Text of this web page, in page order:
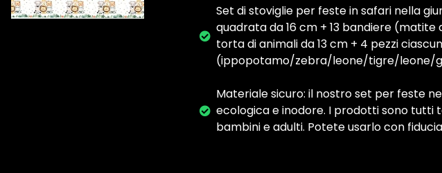
Set di stoviglie per feste in safari nella
quadrata da 16 cm + 13 bandiere
torta di animali da 13 cm + 4 pezzi
(ippopotamo/zebra/leone/tigre/
Materiale sicuro: il nostro set per feste
ecologica e inodore. I prodotti sono tutti
bambini e adulti. Potete usarlo con